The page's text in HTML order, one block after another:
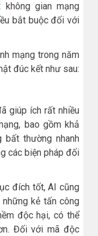
không gian mạng
bắt buộc đối với
mạng trong năm
đúc kết như sau:
giúp ích rất nhiều
bao gồm khả
bất thường nhanh
các biện pháp đối
đích tốt, AI cũng
kẻ tấn công
độc hại, có thể
Đối với mã độc